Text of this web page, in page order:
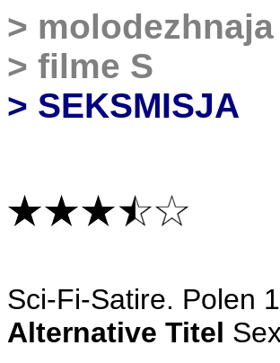
>
> filme S
> SEKSMISJA
Sci-Fi-Satire. Polen
Alternative Titel